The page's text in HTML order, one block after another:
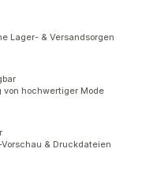
Lager- & Versandsorgen
von hochwertiger Mode
Vorschau & Druckdateien